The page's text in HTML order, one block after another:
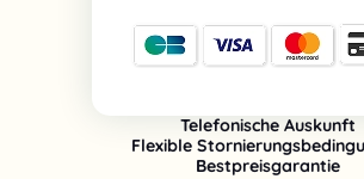
Telefonische Auskunft
Flexible
Bestpreisgarantie